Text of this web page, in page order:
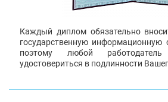
Каждый диплом обязательно
государственную
поэтому любой
удостовериться в подлинности